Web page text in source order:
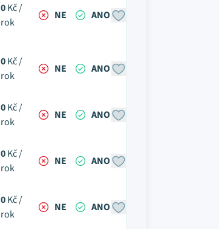
0Kč /
rok
NE ANO
0Kč /
rok
NE ANO
0Kč /
rok
NE ANO
0Kč /
rok
NE ANO
0Kč /
rok
NE ANO